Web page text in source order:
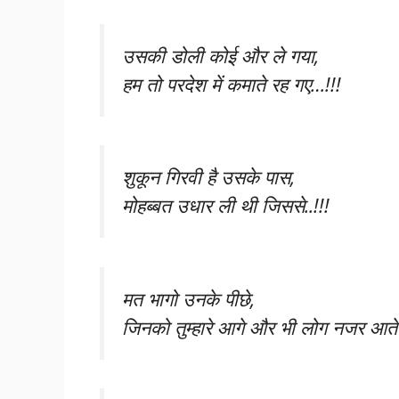
उसकी डोली कोई और ले गया,
हम तो परदेश में कमाते रह गए…!!!
शुकून गिरवी है उसके पास,
मोहब्बत उधार ली थी जिससे..!!!
मत भागो उनके पीछे,
जिनको तुम्हारे आगे और भी लोग नजर